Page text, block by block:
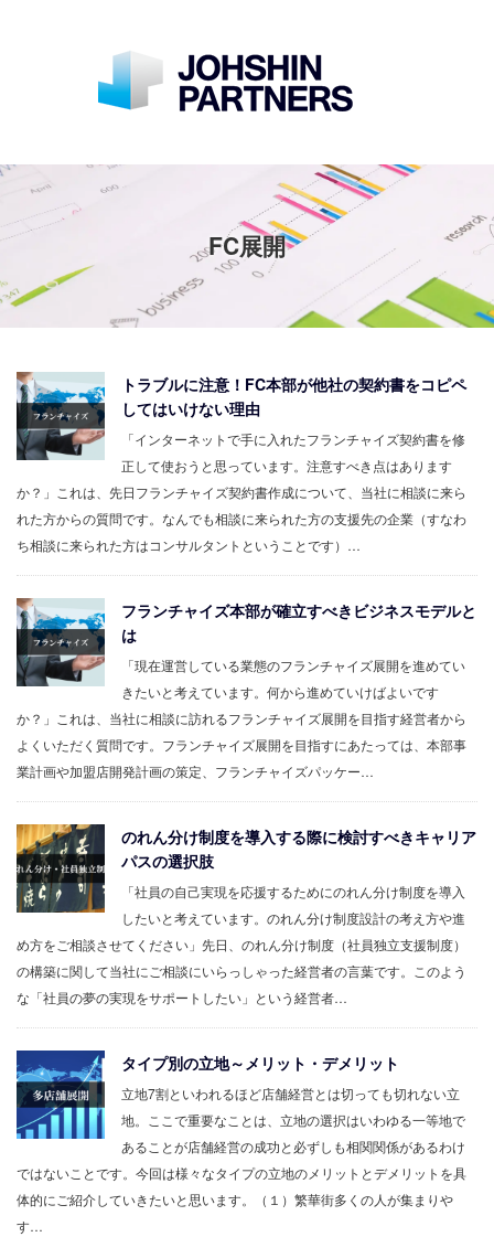
FC展開
トラブルに注意！FC本部が他社の契約書をコピペ
してはいけない理由
「インターネットで手に入れたフランチャイズ契約書を修
正して使おうと思っています。注意すべき点はあります
か？」これは、先日フランチャイズ契約書作成について、当社に相談に来ら
れた方からの質問です。なんでも相談に来られた方の支援先の企業（すなわ
ち相談に来られた方はコンサルタントということです）…
フランチャイズ本部が確立すべきビジネスモデルと
は
「現在運営している業態のフランチャイズ展開を進めてい
きたいと考えています。何から進めていけばよいです
か？」これは、当社に相談に訪れるフランチャイズ展開を目指す経営者から
よくいただく質問です。フランチャイズ展開を目指すにあたっては、本部事
業計画や加盟店開発計画の策定、フランチャイズパッケー…
のれん分け制度を導入する際に検討すべきキャリア
パスの選択肢
「社員の自己実現を応援するためにのれん分け制度を導入
したいと考えています。のれん分け制度設計の考え方や進
め方をご相談させてください」先日、のれん分け制度（社員独立支援制度）
の構築に関して当社にご相談にいらっしゃった経営者の言葉です。このよう
な「社員の夢の実現をサポートしたい」という経営者…
タイプ別の立地～メリット・デメリット
立地7割といわれるほど店舗経営とは切っても切れない立
地。ここで重要なことは、立地の選択はいわゆる一等地で
あることが店舗経営の成功と必ずしも相関関係があるわけ
ではないことです。今回は様々なタイプの立地のメリットとデメリットを具
体的にご紹介していきたいと思います。（１）繁華街多くの人が集まりや
す…